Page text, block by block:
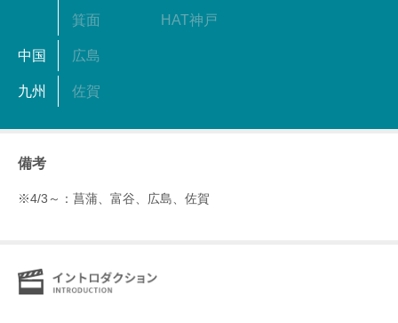
箕面 HAT神戸
中国 広島
九州 佐賀
備考
※4/3～：菖蒲、富谷、広島、佐賀